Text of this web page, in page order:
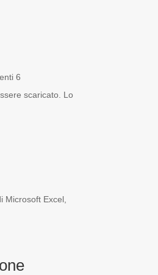
6
scaricato. Lo
Microsoft Excel,